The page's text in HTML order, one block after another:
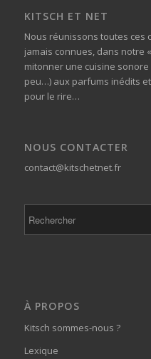
KITSCH ET NET
Nous réunissons toutes
jamais connues, dans notre
mitonner une cuisine
peu…) aux parfums inédits
pour le rire…
NOUS CONTACTER
contact@kitschetnet.fr
À PROPOS
Kitsch sommes-nous ?
Lexique